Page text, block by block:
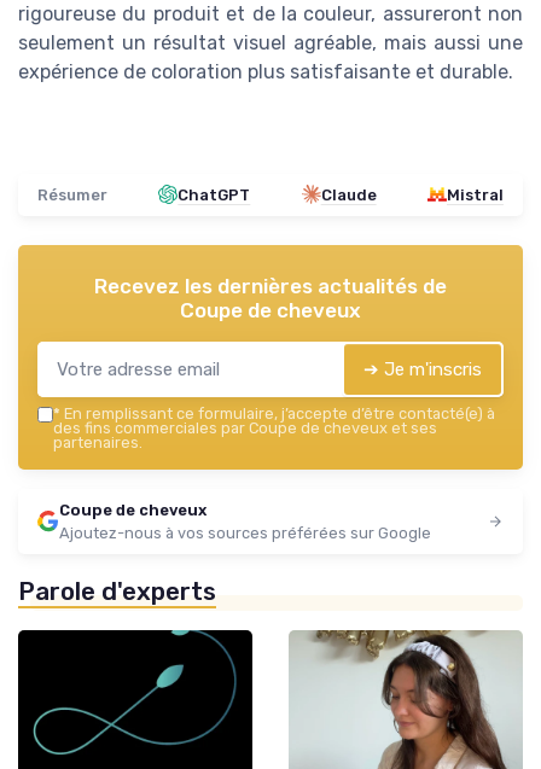
rigoureuse du produit et de la couleur, assureront non
seulement un résultat visuel agréable, mais aussi une
expérience de coloration plus satisfaisante et durable.
Résumer ChatGPT Claude Mistral
Recevez les dernières actualités de
Coupe de cheveux
➔ Je m'inscris
* En remplissant ce formulaire, j’accepte d’être contacté(e) à
des fins commerciales par Coupe de cheveux et ses
partenaires.
Coupe de cheveux
Ajoutez-nous à vos sources préférées sur Google
Parole d'experts